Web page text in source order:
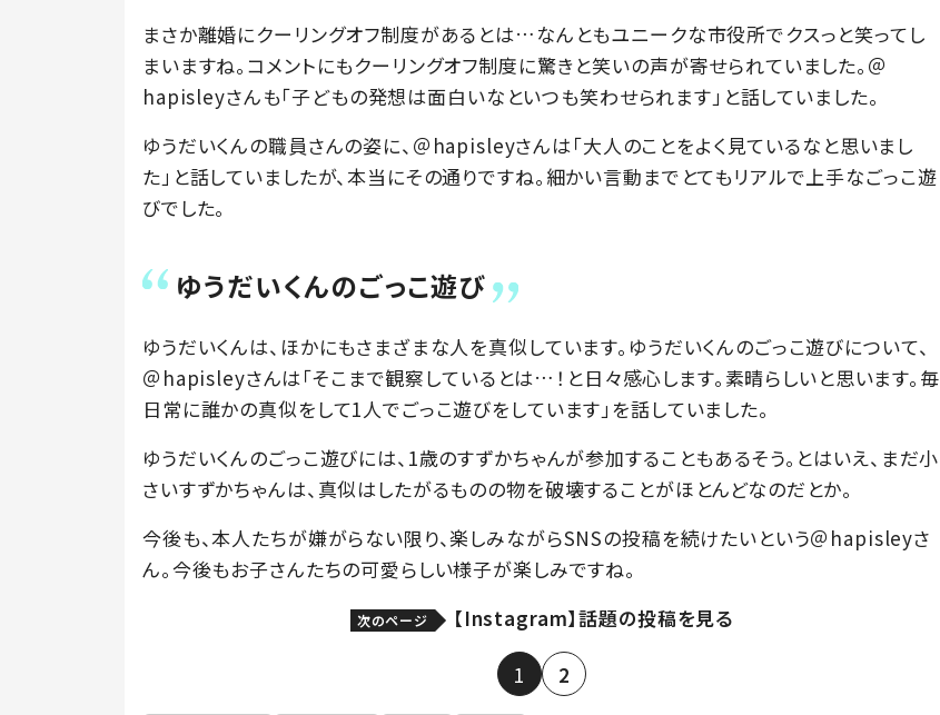
まさか離婚にクーリングオフ制度があるとは…なんともユニークな市役所でクスっと笑ってし
まいますね。コメントにもクーリングオフ制度に驚きと笑いの声が寄せられていました。＠
hapisleyさんも「子どもの発想は面白いなといつも笑わせられます」と話していました。
ゆうだいくんの職員さんの姿に、＠hapisleyさんは「大人のことをよく見ているなと思いまし
た」と話していましたが、本当にその通りですね。細かい言動までとてもリアルで上手なごっこ遊
びでした。
ゆうだいくんのごっこ遊び
ゆうだいくんは、ほかにもさまざまな人を真似しています。ゆうだいくんのごっこ遊びについて、
＠hapisleyさんは「そこまで観察しているとは…！と日々感心します。素晴らしいと思います。毎
日常に誰かの真似をして1人でごっこ遊びをしています」を話していました。
ゆうだいくんのごっこ遊びには、1歳のすずかちゃんが参加することもあるそう。とはいえ、まだ小
さいすずかちゃんは、真似はしたがるものの物を破壊することがほとんどなのだとか。
今後も、本人たちが嫌がらない限り、楽しみながらSNSの投稿を続けたいという＠hapisleyさ
ん。今後もお子さんたちの可愛らしい様子が楽しみですね。
次のページ 【Instagram】話題の投稿を見る
1 2